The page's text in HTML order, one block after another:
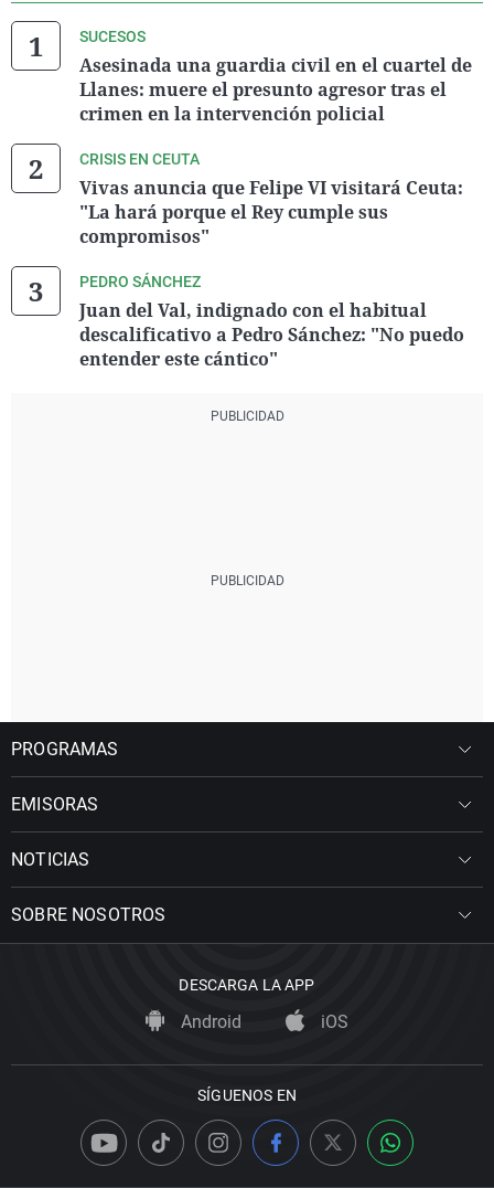
SUCESOS
Asesinada una guardia civil en el cuartel de
Llanes: muere el presunto agresor tras el
crimen en la intervención policial
CRISIS EN CEUTA
Vivas anuncia que Felipe VI visitará Ceuta:
"La hará porque el Rey cumple sus
compromisos"
PEDRO SÁNCHEZ
Juan del Val, indignado con el habitual
descalificativo a Pedro Sánchez: "No puedo
entender este cántico"
PROGRAMAS
EMISORAS
NOTICIAS
SOBRE NOSOTROS
DESCARGA LA APP
Android iOS
SÍGUENOS EN